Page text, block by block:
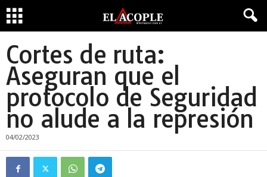
Cortes de ruta:
Aseguran que el
protocolo de Seguridad
no alude a la represión
04/02/2023